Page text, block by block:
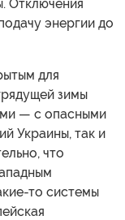
Отключения
энергии до
для
зимы
— с опасными
Украины, так и
что
то системы